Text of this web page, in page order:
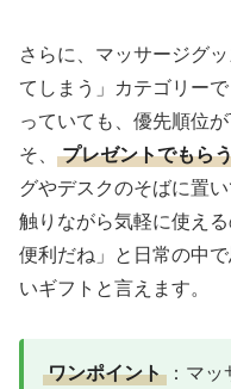
さらに、マッサージグ
てしまう」カテゴリー
っていても、優先順位
そ、
プレゼントでもら
グやデスクのそばに置
触りながら気軽に使え
便利だね」と日常の中
いギフトと言えます。
ワンポイント ：マ